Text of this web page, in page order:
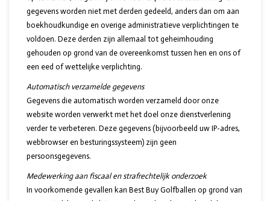
gegevens worden niet met derden gedeeld, anders dan om aan
boekhoudkundige en overige administratieve verplichtingen te
voldoen. Deze derden zijn allemaal tot geheimhouding
gehouden op grond van de overeenkomst tussen hen en ons of
een eed of wettelijke verplichting.
Automatisch verzamelde gegevens
Gegevens die automatisch worden verzameld door onze
website worden verwerkt met het doel onze dienstverlening
verder te verbeteren. Deze gegevens (bijvoorbeeld uw IP-adres,
webbrowser en besturingssysteem) zijn geen
persoonsgegevens.
Medewerking aan fiscaal en strafrechtelijk onderzoek
In voorkomende gevallen kan Best Buy Golfballen op grond van